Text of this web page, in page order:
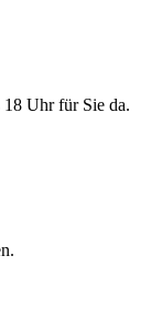
Uhr für Sie da.